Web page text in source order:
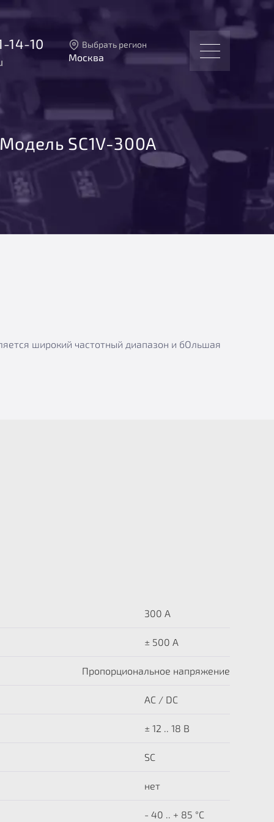
14-10 Выбрать регион
Москва
Екатеринбург
SC1V-300A
широкий частотный диапазон и бОльшая
300 A
± 500 А
Пропорциональное напряжение
AC / DC
± 12 .. 18 В
SC
нет
- 40 .. + 85 °C